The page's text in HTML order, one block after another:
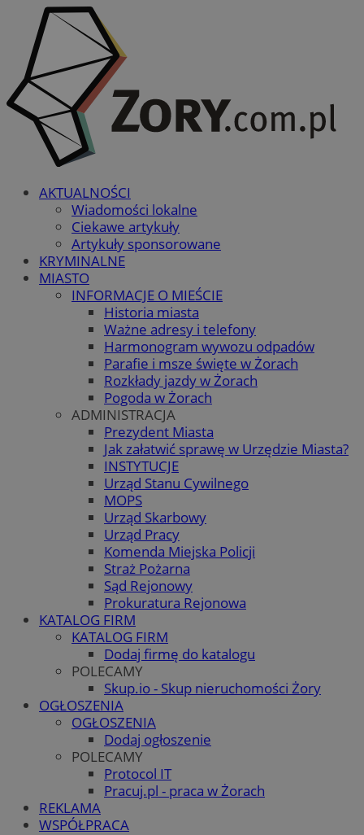
AKTUALNOŚCI
Wiadomości lokalne
Ciekawe artykuły
Artykuły sponsorowane
KRYMINALNE
MIASTO
INFORMACJE O MIEŚCIE
Historia miasta
Ważne adresy i telefony
Harmonogram wywozu odpadów
Parafie i msze święte w Żorach
Rozkłady jazdy w Żorach
Pogoda w Żorach
ADMINISTRACJA
Prezydent Miasta
Jak załatwić sprawę w Urzędzie Miasta?
INSTYTUCJE
Urząd Stanu Cywilnego
MOPS
Urząd Skarbowy
Urząd Pracy
Komenda Miejska Policji
Straż Pożarna
Sąd Rejonowy
Prokuratura Rejonowa
KATALOG FIRM
KATALOG FIRM
Dodaj firmę do katalogu
POLECAMY
Skup.io - Skup nieruchomości Żory
OGŁOSZENIA
OGŁOSZENIA
Dodaj ogłoszenie
POLECAMY
Protocol IT
Pracuj.pl - praca w Żorach
REKLAMA
WSPÓŁPRACA